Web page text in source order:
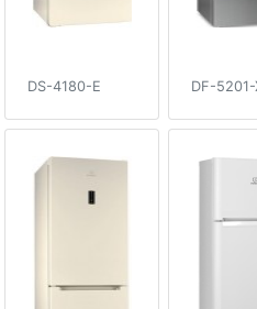
DS-4180-E DF-5201-